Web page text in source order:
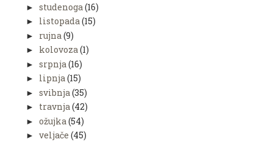
► studenoga (16)
► listopada(15)
► rujna (9)
► kolovoza(1)
► srpnja (16)
► lipnja(15)
► svibnja (35)
► travnja(42)
► ožujka (54)
► veljače (45)